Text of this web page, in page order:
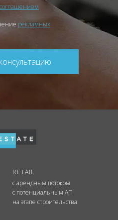
рекламных
RETAIL
с арендным потоком
с потенциальным АП
на этапе строительства